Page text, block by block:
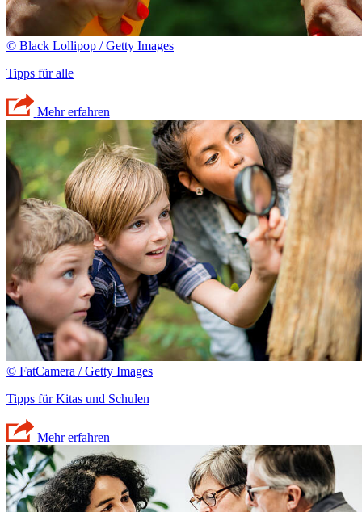
© Black Lollipop / Getty Images
Tipps für alle
Mehr erfahren
© FatCamera / Getty Images
Tipps für Kitas und Schulen
Mehr erfahren